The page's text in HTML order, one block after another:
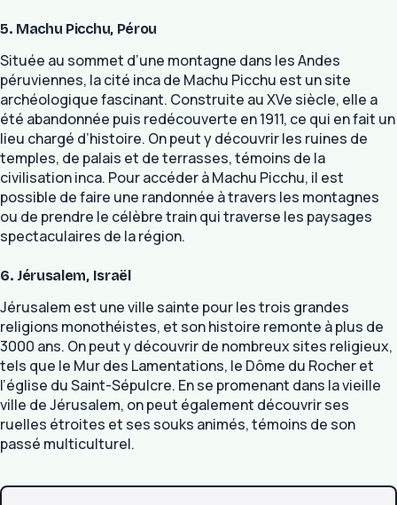
5. Machu Picchu, Pérou
Située au sommet d’une montagne dans les Andes
péruviennes, la cité inca de Machu Picchu est un site
archéologique fascinant. Construite au XVe siècle, elle a
été abandonnée puis redécouverte en 1911, ce qui en fait un
lieu chargé d’histoire. On peut y découvrir les ruines de
temples, de palais et de terrasses, témoins de la
civilisation inca. Pour accéder à Machu Picchu, il est
possible de faire une randonnée à travers les montagnes
ou de prendre le célèbre train qui traverse les paysages
spectaculaires de la région.
6. Jérusalem, Israël
Jérusalem est une ville sainte pour les trois grandes
religions monothéistes, et son histoire remonte à plus de
3000 ans. On peut y découvrir de nombreux sites religieux,
tels que le Mur des Lamentations, le Dôme du Rocher et
l’église du Saint-Sépulcre. En se promenant dans la vieille
ville de Jérusalem, on peut également découvrir ses
ruelles étroites et ses souks animés, témoins de son
passé multiculturel.